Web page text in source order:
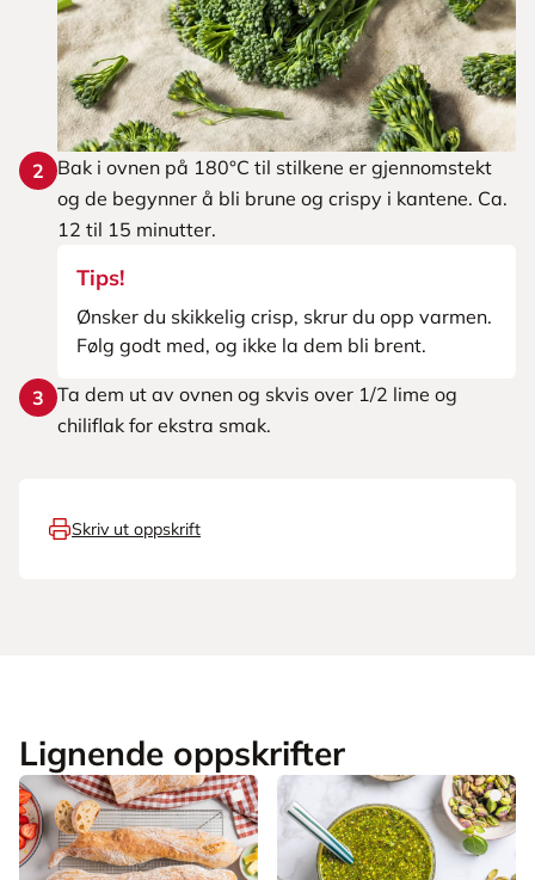
2
Bak i ovnen på 180°C til stilkene er gjennomstekt
og de begynner å bli brune og crispy i kantene. Ca.
12 til 15 minutter.
Tips!
Ønsker du skikkelig crisp, skrur du opp varmen.
Følg godt med, og ikke la dem bli brent.
3 Ta dem ut av ovnen og skvis over 1/2 lime og
chiliflak for ekstra smak.
Skriv ut oppskrift
Lignende oppskrifter